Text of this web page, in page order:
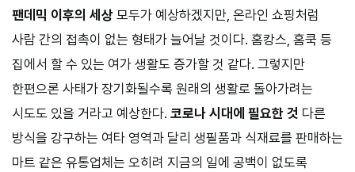
팬데믹 이후의 세상 모두가 예상하겠지만, 온라인 쇼핑처럼
사람 간의 접촉이 없는 형태가 늘어날 것이다. 홈캉스, 홈쿡 등
집에서 할 수 있는 여가 생활도 증가할 것 같다. 그렇지만
한편으론 사태가 장기화될수록 원래의 생활로 돌아가려는
시도도 있을 거라고 예상한다. 코로나 시대에 필요한 것 다른
방식을 강구하는 여타 영역과 달리 생필품과 식재료를 판매하는
마트 같은 유통업체는 오히려 지금의 일에 공백이 없도록